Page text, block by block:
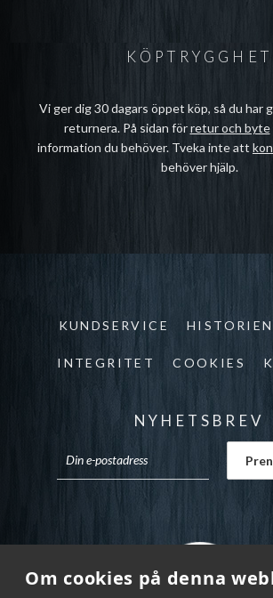
Om cookies på denna
KÖPTRYGGHET
Vi ger dig 30 dagars öppet köp, så du har
returnera. På sidan förretur och byte
information du behöver. Tveka inte att
behöver hjälp.
KUNDSERVICE
INTEGRITET COOKIES
NYHETSBREV